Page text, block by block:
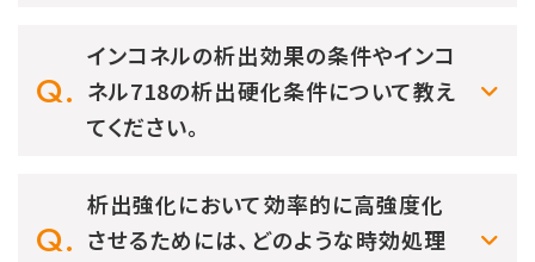
インコネルの析出効果の条件やインコ
ネル718の析出硬化条件について教え
てください。
析出強化において効率的に高強度化
させるためには、どのような時効処理